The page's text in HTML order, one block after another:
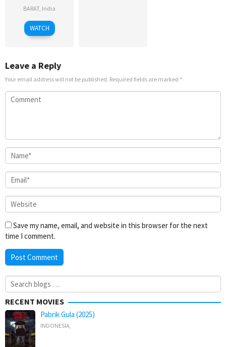
BARAT, India
WATCH
Leave a Reply
Your email address will not be published. Required fields are marked *
Save my name, email, and website in this browser for the next
time I comment.
Search
for:
RECENT MOVIES
Pabrik Gula (2025)
INDONESIA